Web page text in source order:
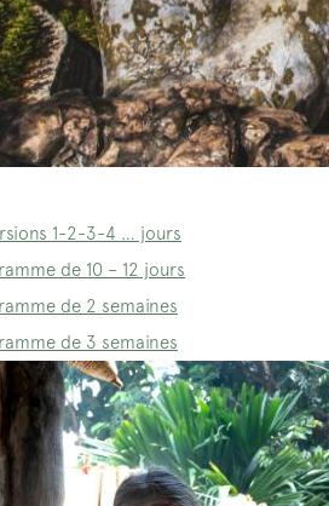
1-2-3-4 … jours
de 10 – 12 jours
de 2 semaines
de 3 semaines